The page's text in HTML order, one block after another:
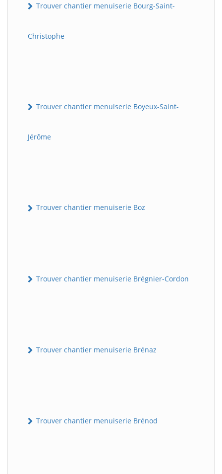
Trouver chantier menuiserie Bourg-Saint-
Christophe
Trouver chantier menuiserie Boyeux-Saint-
Jérôme
Trouver chantier menuiserie Boz
Trouver chantier menuiserie Brégnier-Cordon
Trouver chantier menuiserie Brénaz
Trouver chantier menuiserie Brénod